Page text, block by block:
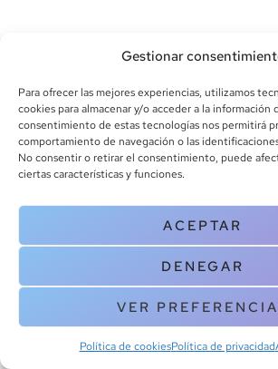
Gestionar
Para ofrecer las mejores experiencias, utilizamos
cookies para almacenar y/o acceder a la información
consentimiento de estas tecnologías nos permitirá
comportamiento de navegación o las
No consentir o retirar el consentimiento, puede
ciertas características y funciones.
ACEPTAR
DENEGAR
VER
Política de cookiesPolítica de privacidad
info@canoalibros.com
pedidos@canoalibros.com
+34 934 242 391
CONTACTO
Copyright © 2025 Canoa Libros. All Rights
cookies